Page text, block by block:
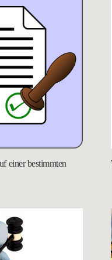
einer bestimmten